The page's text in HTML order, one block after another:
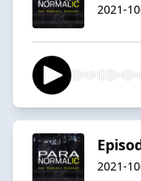
2021-
2021-